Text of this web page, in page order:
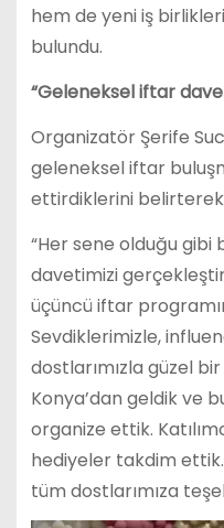
hem de yeni iş
bulundu.
“Geleneksel iftar
Organizatör Şerife
geleneksel iftar
ettirdiklerini belirterek
“Her sene olduğu
davetimizi
üçüncü iftar
Sevdiklerimizle,
dostlarımızla güzel
Konya’dan geldik ve
organize ettik.
hediyeler takdim
tüm dostlarımıza